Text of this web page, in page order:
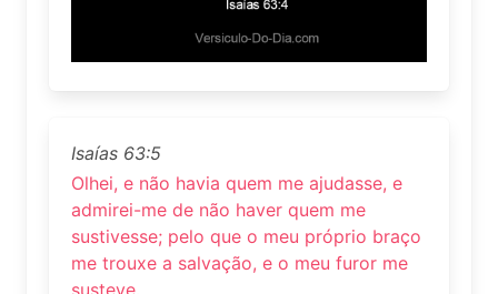
Isaías 63:5
Olhei, e não havia quem me ajudasse, e
admirei-me de não haver quem me
sustivesse; pelo que o meu próprio braço
me trouxe a salvação, e o meu furor me
susteve.